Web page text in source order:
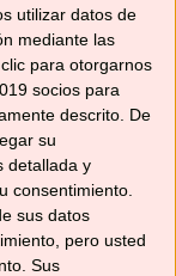
utilizar datos de
mediante las
para otorgarnos
socios para
descrito. De
su
detallada y
consentimiento.
sus datos
pero usted
Sus
nata, pizza
,
luxury